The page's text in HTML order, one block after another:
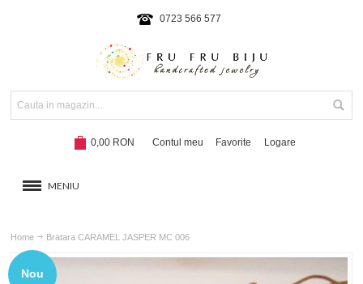
0723 566 577
0,00 RON Contul meu Favorite Logare
MENIU
COLIERE SI SETURI
Home Bratara CARAMEL JASPER MC 006
Nou